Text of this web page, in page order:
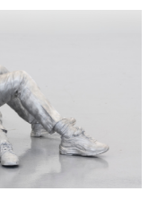
« A fleur